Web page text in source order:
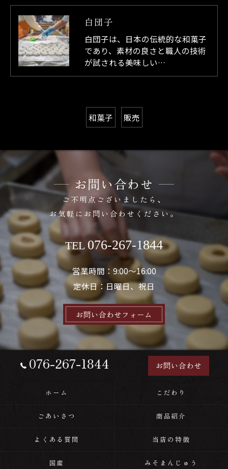
白団子
白団子は、日本の伝統的な和菓子
であり、素材の良さと職人の技術
が試される美味しい…
和菓子 販売
ご不明点ございましたら、
お気軽にお問い合わせください。
お問い合わせ
TEL 076-267-1844
営業時間：9:00～16:00
定休日：日曜日、祝日
お問い合わせフォーム
076-267-1844 お問い合わせ
ホーム こだわり
ごあいさつ 商品紹介
よくある質問 当店の特徴
国産 みそまんじゅう